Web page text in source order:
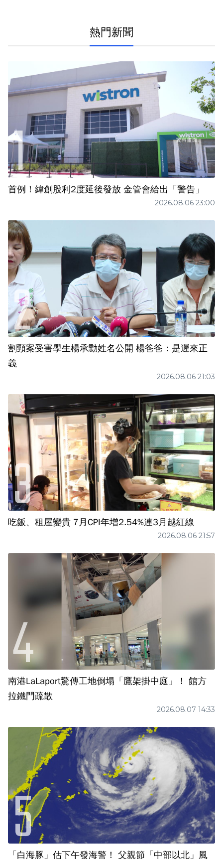
熱門新聞
首例！緯創股利2度延後發放 金管會給出「警告」
2026.08.06 23:00
割頸案受害學生楊承勳姓名公開 楊爸爸：是遲來正
義
2026.08.06 21:03
吃飯、租屋變貴 7月CPI年增2.54%連3月越紅線
2026.08.06 21:57
南港LaLaport驚傳工地倒塌「鷹架掛中庭」！ 館方
拉鐵門疏散
2026.08.07 14:33
「白海豚」估下午發海警！ 父親節「中部以北」風